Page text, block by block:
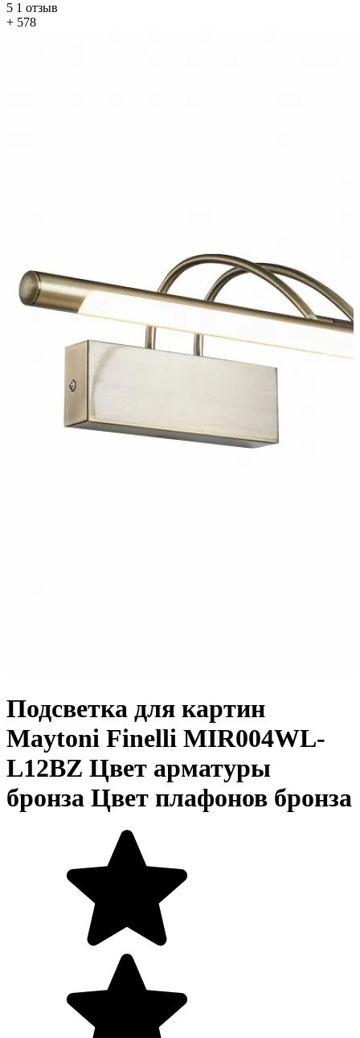
5 1 отзыв
+ 578
Подсветка для картин
Maytoni Finelli MIR004WL-
L12BZ Цвет арматуры
бронза Цвет плафонов бронза